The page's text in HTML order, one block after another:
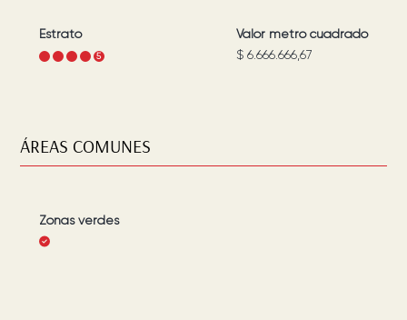
Estrato
4 5
Valor metro cuadrado
$ 6.666.666,67
ÁREAS COMUNES
Zonas verdes